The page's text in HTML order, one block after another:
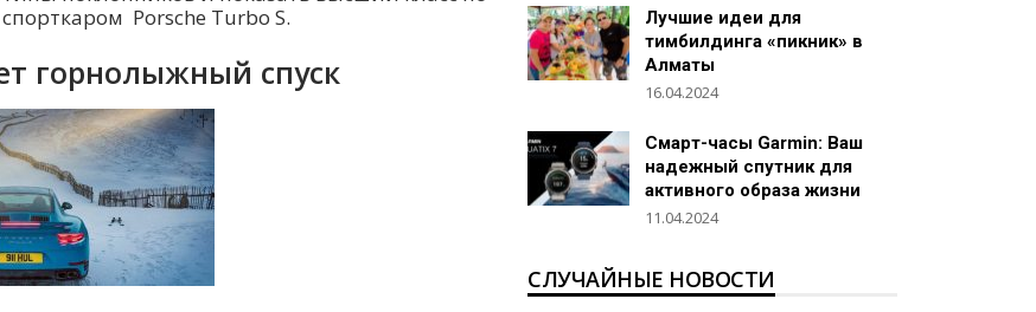
Porsche Turbo S.
горнолыжный спуск
Лучшие идеи для
тимбилдинга «пикник» в
Алматы
16.04.2024
Смарт-часы Garmin: Ваш
надежный спутник для
активного образа жизни
11.04.2024
СЛУЧАЙНЫЕ НОВОСТИ